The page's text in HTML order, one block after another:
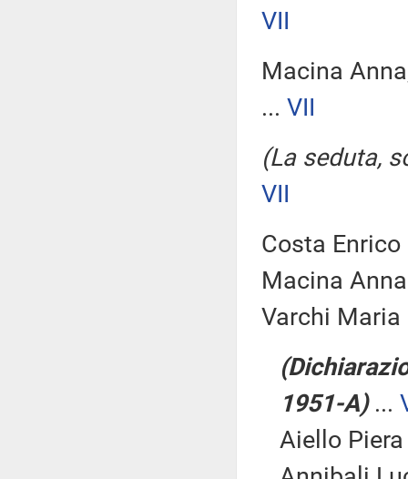
VII
Macina
... VII
(La seduta,
VII
Costa
Macina
Varchi
1951-A) ...
Aiello